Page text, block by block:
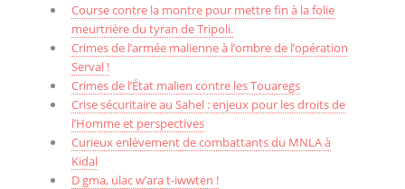
Course contre la montre pour mettre fin à la folie
meurtrière du tyran de Tripoli.
Crimes de l’armée malienne à l’ombre de l’opération
Serval !
Crimes de l’État malien contre les Touaregs
Crise sécuritaire au Sahel : enjeux pour les droits de
l’Homme et perspectives
Curieux enlèvement de combattants du MNLA à
Kidal
D gma, ulac w’ara t-iwwten !